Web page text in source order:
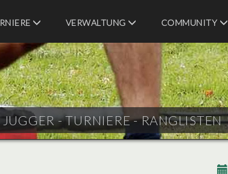
VERWALTUNG COMMUNITY
JUGGER - TURNIERE - RANGLISTEN